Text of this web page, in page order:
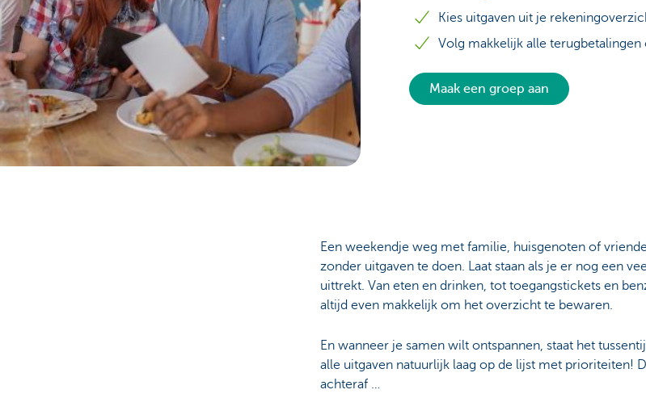
Brussels
Kies uitgaven uit je
Volg makkelijk alle terugbetalingen
Maak een groep aan
Een weekendje weg met familie, huisgenoten of
zonder uitgaven te doen. Laat staan als je er nog een
uittrekt. Van eten en drinken, tot toegangstickets en
altijd even makkelijk om het overzicht te bewaren.
En wanneer je samen wilt ontspannen, staat het
alle uitgaven natuurlijk laag op de lijst met prioriteiten!
achteraf …